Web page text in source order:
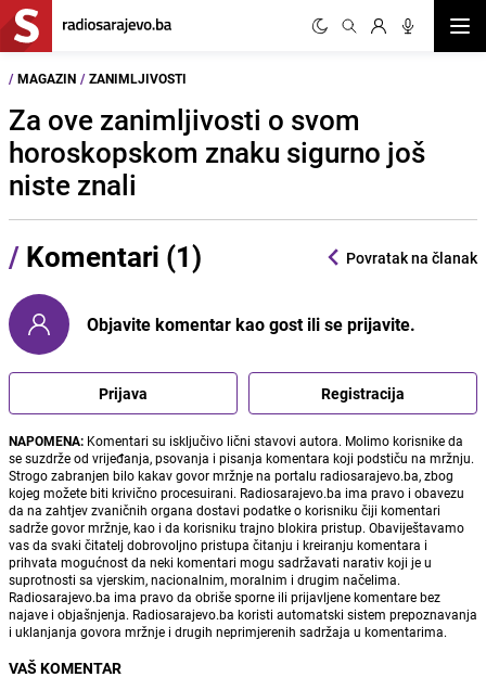
/ MAGAZIN / ZANIMLJIVOSTI
Za ove zanimljivosti o svom
horoskopskom znaku sigurno još
niste znali
/ Komentari (1) Povratak na članak
Objavite komentar kao gost ili se prijavite.
Prijava Registracija
NAPOMENA: Komentari su isključivo lični stavovi autora. Molimo korisnike da
se suzdrže od vrijeđanja, psovanja i pisanja komentara koji podstiču na mržnju.
Strogo zabranjen bilo kakav govor mržnje na portalu radiosarajevo.ba, zbog
kojeg možete biti krivično procesuirani. Radiosarajevo.ba ima pravo i obavezu
da na zahtjev zvaničnih organa dostavi podatke o korisniku čiji komentari
sadrže govor mržnje, kao i da korisniku trajno blokira pristup. Obaviještavamo
vas da svaki čitatelj dobrovoljno pristupa čitanju i kreiranju komentara i
prihvata mogućnost da neki komentari mogu sadržavati narativ koji je u
suprotnosti sa vjerskim, nacionalnim, moralnim i drugim načelima.
Radiosarajevo.ba ima pravo da obriše sporne ili prijavljene komentare bez
najave i objašnjenja. Radiosarajevo.ba koristi automatski sistem prepoznavanja
i uklanjanja govora mržnje i drugih neprimjerenih sadržaja u komentarima.
VAŠ KOMENTAR